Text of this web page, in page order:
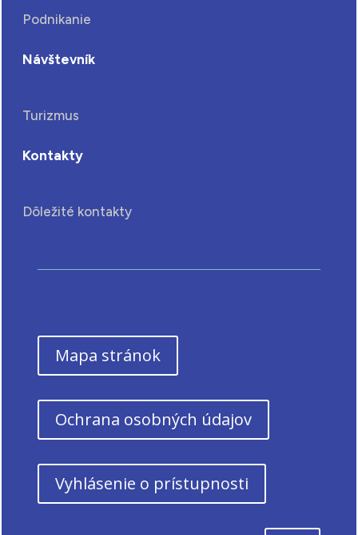
Podnikanie
Návštevník
Turizmus
Kontakty
Dôležité kontakty
Mapa stránok
Ochrana osobných údajov
Vyhlásenie o prístupnosti